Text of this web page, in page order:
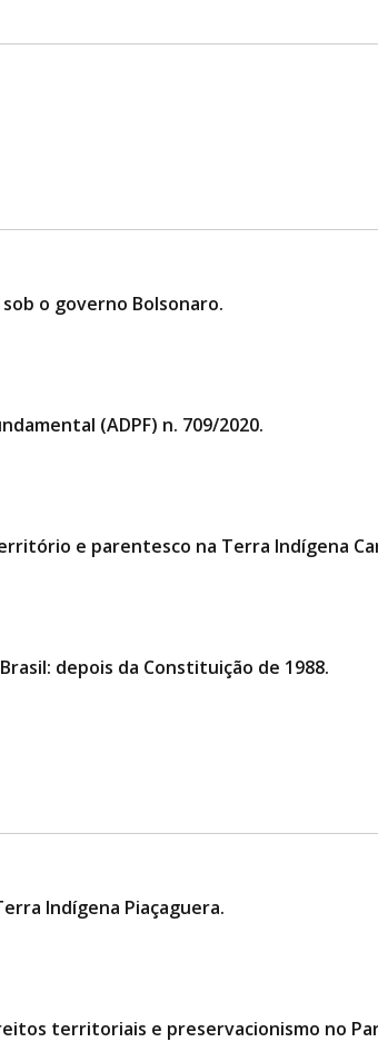
o governo Bolsonaro.
(ADPF) n. 709/2020.
e parentesco na Terra Indígena
depois da Constituição de 1988.
Indígena Piaçaguera.
territoriais e preservacionismo no